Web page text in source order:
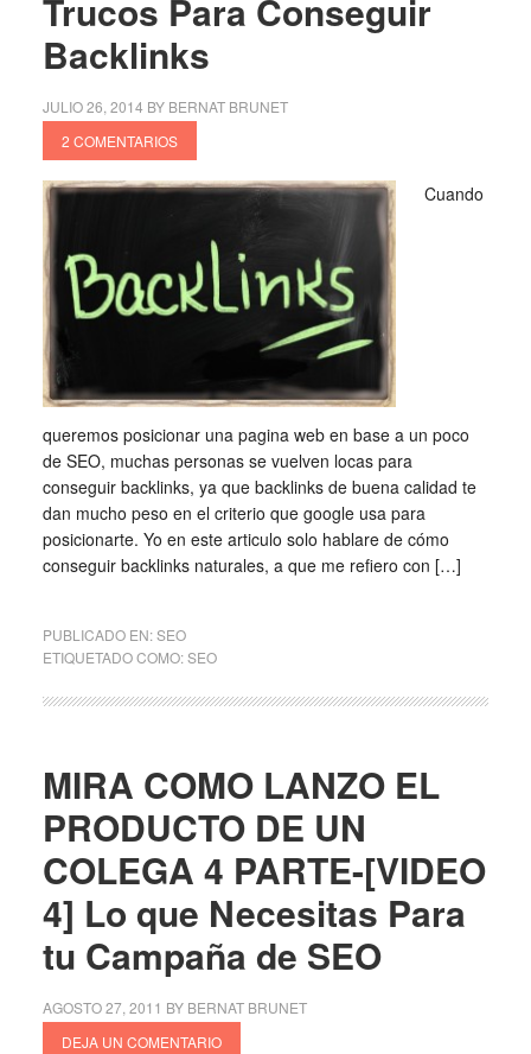
Trucos Para Conseguir
Backlinks
JULIO 26, 2014 BY BERNAT BRUNET
2 COMENTARIOS
Cuando
queremos posicionar una pagina web en base a un poco
de SEO, muchas personas se vuelven locas para
conseguir backlinks, ya que backlinks de buena calidad te
dan mucho peso en el criterio que google usa para
posicionarte. Yo en este articulo solo hablare de cómo
conseguir backlinks naturales, a que me refiero con […]
PUBLICADO EN:SEO
ETIQUETADO COMO:SEO
MIRA COMO LANZO EL
PRODUCTO DE UN
COLEGA 4 PARTE-[VIDEO
4] Lo que Necesitas Para
tu Campaña de SEO
AGOSTO 27, 2011 BY BERNAT BRUNET
DEJA UN COMENTARIO